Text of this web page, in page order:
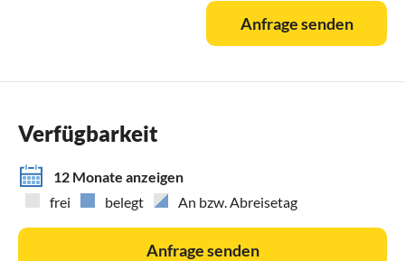
Anfrage senden
Verfügbarkeit
12 Monate anzeigen
frei
belegt An bzw. Abreisetag
Anfrage senden